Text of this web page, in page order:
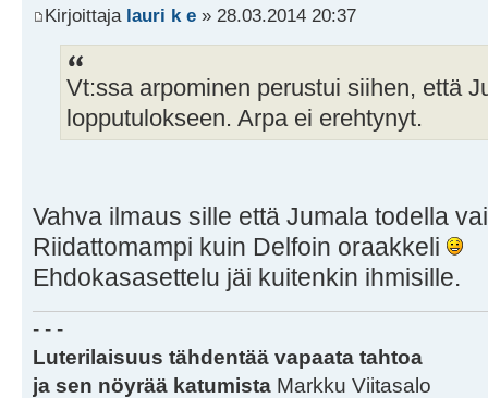
Kirjoittaja lauri k e » 28.03.2014 20:37
Vt:ssa arpominen perustui siihen, että
lopputulokseen. Arpa ei erehtynyt.
Vahva ilmaus sille että Jumala todella
Riidattomampi kuin Delfoin oraakkeli
Ehdokasasettelu jäi kuitenkin ihmisille.
- - -
Luterilaisuus tähdentää vapaata tahtoa
ja sen nöyrää katumista Markku Viitasalo